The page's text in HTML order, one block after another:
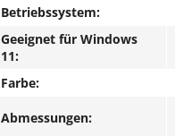
Betriebssystem:
Geeignet für Windows
11:
Farbe:
Abmessungen: